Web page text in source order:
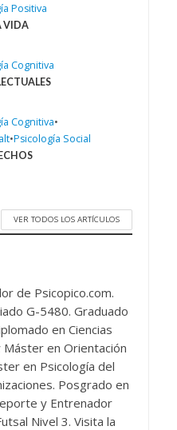
Positiva
VIDA
Cognitiva
Cognitiva•
•Psicología Social
VER TODOS LOS ARTÍCULOS
de Psicopico.com.
G-5480. Graduado
en Ciencias
Máster en Orientación
en Psicología del
Posgrado en
y Entrenador
Nivel 3. Visita la